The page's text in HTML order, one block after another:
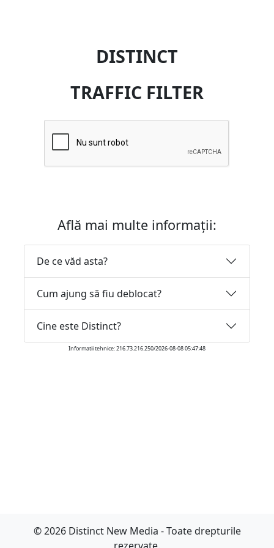
DISTINCT
TRAFFIC FILTER
Află mai multe informații:
De ce văd asta?
Cum ajung să fiu deblocat?
Cine este Distinct?
Informatii tehnice: 216.73.216.250/2026-08-08 05:47:48
© 2026 Distinct New Media - Toate drepturile